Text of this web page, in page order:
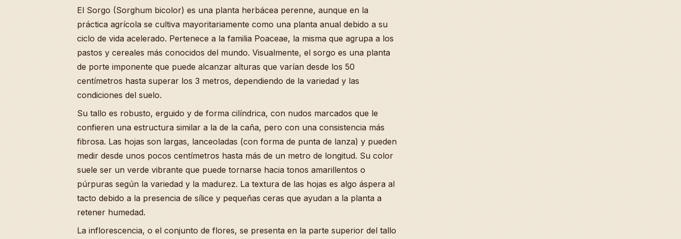
El Sorgo (Sorghum bicolor) es una planta herbácea perenne, aunque en la
práctica agrícola se cultiva mayoritariamente como una planta anual debido a su
ciclo de vida acelerado. Pertenece a la familia Poaceae, la misma que agrupa a los
pastos y cereales más conocidos del mundo. Visualmente, el sorgo es una planta
de porte imponente que puede alcanzar alturas que varían desde los 50
centímetros hasta superar los 3 metros, dependiendo de la variedad y las
condiciones del suelo.
Su tallo es robusto, erguido y de forma cilíndrica, con nudos marcados que le
confieren una estructura similar a la de la caña, pero con una consistencia más
fibrosa. Las hojas son largas, lanceoladas (con forma de punta de lanza) y pueden
medir desde unos pocos centímetros hasta más de un metro de longitud. Su color
suele ser un verde vibrante que puede tornarse hacia tonos amarillentos o
púrpuras según la variedad y la madurez. La textura de las hojas es algo áspera al
tacto debido a la presencia de sílice y pequeñas ceras que ayudan a la planta a
retener humedad.
La inflorescencia, o el conjunto de flores, se presenta en la parte superior del tallo